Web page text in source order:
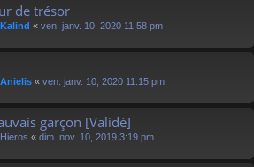
de trésor
Kalind « ven. janv. 10, 2020 11:58 pm
Anielis « ven. janv. 10, 2020 11:15 pm
garçon [Validé]
Hieros « dim. nov. 10, 2019 3:19 pm